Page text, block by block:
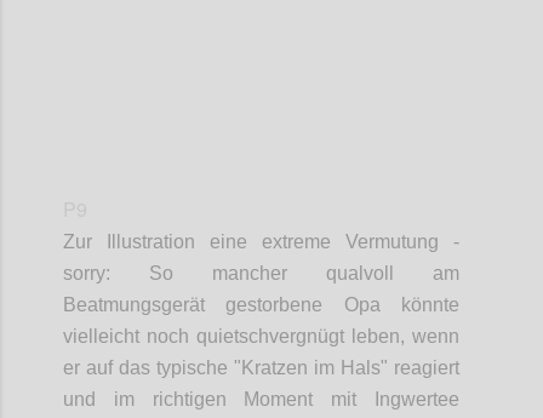
Zur Illustration eine extreme Vermutung -
sorry: So mancher qualvoll am
Beatmungsgerät gestorbene Opa könnte
vielleicht noch quietschvergnügt leben, wenn
er auf das typische "Kratzen im Hals" reagiert
und im richtigen Moment mit Ingwertee